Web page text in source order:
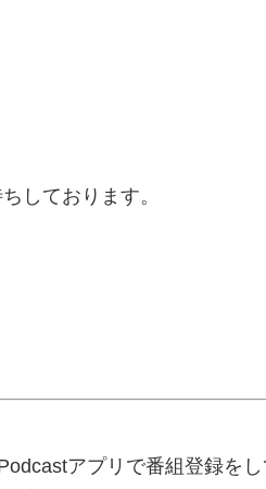
しております。
アプリで番組登録を